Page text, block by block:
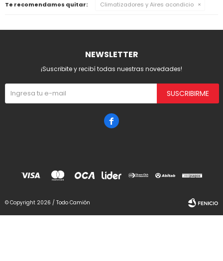
Te recomendamos quitar: Climatizadores y Aires acondicio
NEWSLETTER
¡Suscribite y recibí todas nuestras novedades!
SUSCRIBIRME

© Copyright 2026 / Todo Camión